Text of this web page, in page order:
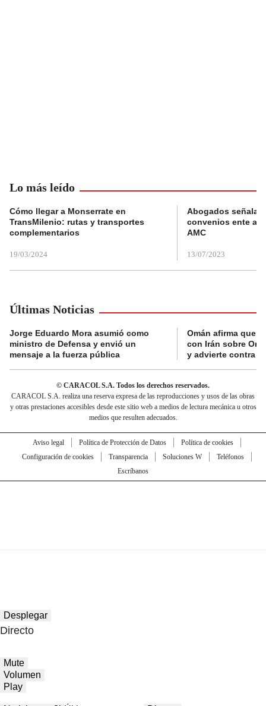
Lo más leído
Cómo llegar a Monserrate en
TransMilenio: rutas y transportes
complementarios
19/03/2024
Abogados
convenios ente
AMC
13/07/2023
Últimas Noticias
Jorge Eduardo Mora asumió como
ministro de Defensa y envió un
mensaje a la fuerza pública
Omán afirma que
con Irán sobre
y advierte contra
© CARACOL S.A. Todos los derechos reservados.
CARACOL S.A. realiza una reserva expresa de las reproducciones y usos de las obras
y otras prestaciones accesibles desde este sitio web a medios de lectura mecánica u otros
medios que resulten adecuados.
Aviso legal Política de Protección de Datos
Política de cookies
Configuración de cookies
Transparencia Soluciones W
Teléfonos
Escríbanos
Desplegar
Directo
Mute
Volumen
Play